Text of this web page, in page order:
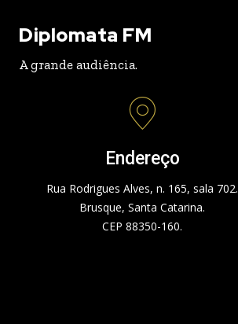
Diplomata FM
A grande audiência.
Endereço
Rua Rodrigues Alves, n. 165, sala 702.
Brusque, Santa Catarina.
CEP 88350-160.